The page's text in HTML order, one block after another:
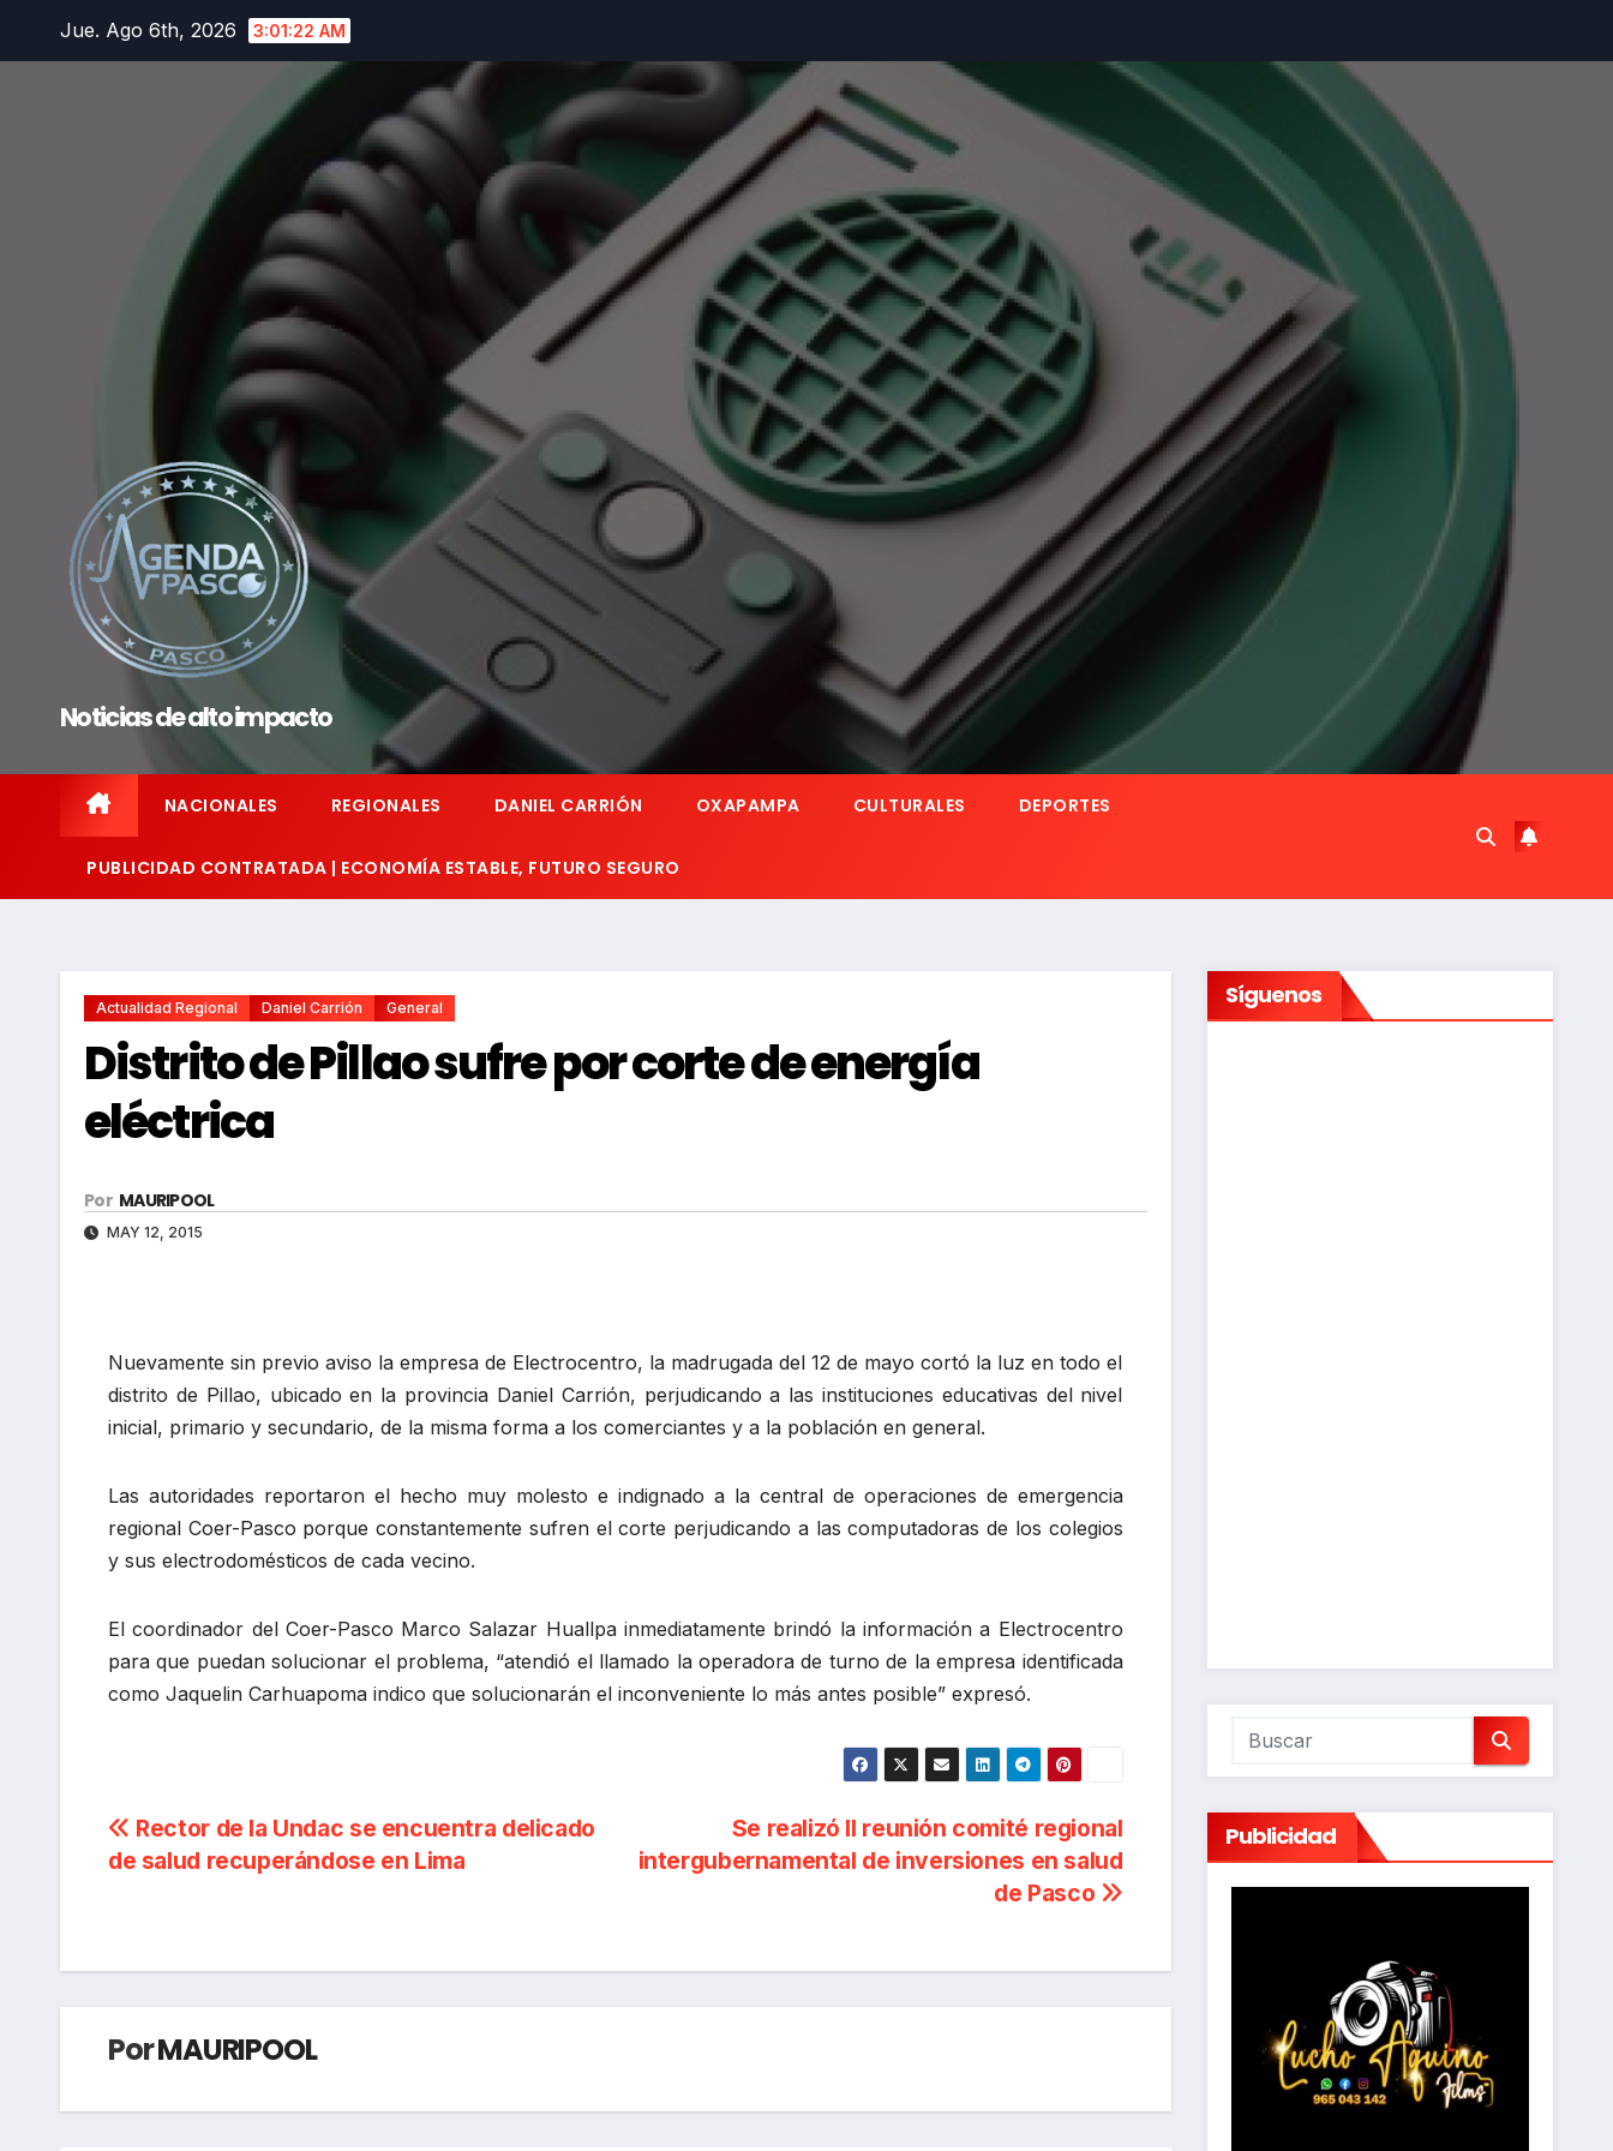
Jue. Ago 6th, 2026 3:01:23 AM
Noticias de alto impacto
NACIONALES REGIONALES DANIEL CARRIÓN OXAPAMPA CULTURALES DEPORTES
PUBLICIDAD CONTRATADA | ECONOMÍA ESTABLE, FUTURO SEGURO
Actualidad Regional Daniel Carrión General
Distrito de Pillao sufre por corte de energía
eléctrica
Por MAURIPOOL
MAY 12, 2015
Nuevamente sin previo aviso la empresa de Electrocentro, la madrugada del 12 de mayo cortó la luz en todo el
distrito de Pillao, ubicado en la provincia Daniel Carrión, perjudicando a las instituciones educativas del nivel
inicial, primario y secundario, de la misma forma a los comerciantes y a la población en general.
Las autoridades reportaron el hecho muy molesto e indignado a la central de operaciones de emergencia
regional Coer-Pasco porque constantemente sufren el corte perjudicando a las computadoras de los colegios
y sus electrodomésticos de cada vecino.
El coordinador del Coer-Pasco Marco Salazar Huallpa inmediatamente brindó la información a Electrocentro
para que puedan solucionar el problema, “atendió el llamado la operadora de turno de la empresa identificada
como Jaquelin Carhuapoma indico que solucionarán el inconveniente lo más antes posible” expresó.
Navegación
de
Se realizó II reunión comité regional
intergubernamental de inversiones en salud
de Pasco
Rector de la Undac se encuentra delicado
de salud recuperándose en Lima
PorMAURIPOOL
Síguenos
Publicidad